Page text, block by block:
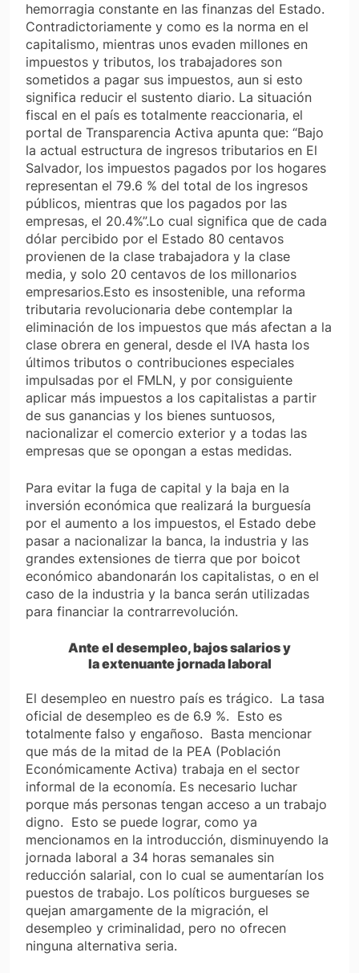
hemorragia constante en las finanzas del Estado.
Contradictoriamente y como es la norma en el
capitalismo, mientras unos evaden millones en
impuestos y tributos, los trabajadores son
sometidos a pagar sus impuestos, aun si esto
significa reducir el sustento diario. La situación
fiscal en el país es totalmente reaccionaria, el
portal de Transparencia Activa apunta que: “Bajo
la actual estructura de ingresos tributarios en El
Salvador, los impuestos pagados por los hogares
representan el 79.6 % del total de los ingresos
públicos, mientras que los pagados por las
empresas, el 20.4%”.Lo cual significa que de cada
dólar percibido por el Estado 80 centavos
provienen de la clase trabajadora y la clase
media, y solo 20 centavos de los millonarios
empresarios.Esto es insostenible, una reforma
tributaria revolucionaria debe contemplar la
eliminación de los impuestos que más afectan a la
clase obrera en general, desde el IVA hasta los
últimos tributos o contribuciones especiales
impulsadas por el FMLN, y por consiguiente
aplicar más impuestos a los capitalistas a partir
de sus ganancias y los bienes suntuosos,
nacionalizar el comercio exterior y a todas las
empresas que se opongan a estas medidas.
Para evitar la fuga de capital y la baja en la
inversión económica que realizará la burguesía
por el aumento a los impuestos, el Estado debe
pasar a nacionalizar la banca, la industria y las
grandes extensiones de tierra que por boicot
económico abandonarán los capitalistas, o en el
caso de la industria y la banca serán utilizadas
para financiar la contrarrevolución.
Ante el desempleo, bajos salarios y
laextenuantejornada laboral
El desempleo en nuestro país es trágico. La tasa
oficial de desempleo es de 6.9 %. Esto es
totalmente falso y engañoso. Basta mencionar
que más de la mitad de la PEA (Población
Económicamente Activa) trabaja en el sector
informal de la economía. Es necesario luchar
porque más personas tengan acceso a un trabajo
digno. Esto se puede lograr, como ya
mencionamos en la introducción, disminuyendo la
jornada laboral a 34 horas semanales sin
reducción salarial, con lo cual se aumentarían los
puestos de trabajo. Los políticos burgueses se
quejan amargamente de la migración, el
desempleo y criminalidad, pero no ofrecen
ninguna alternativa seria.